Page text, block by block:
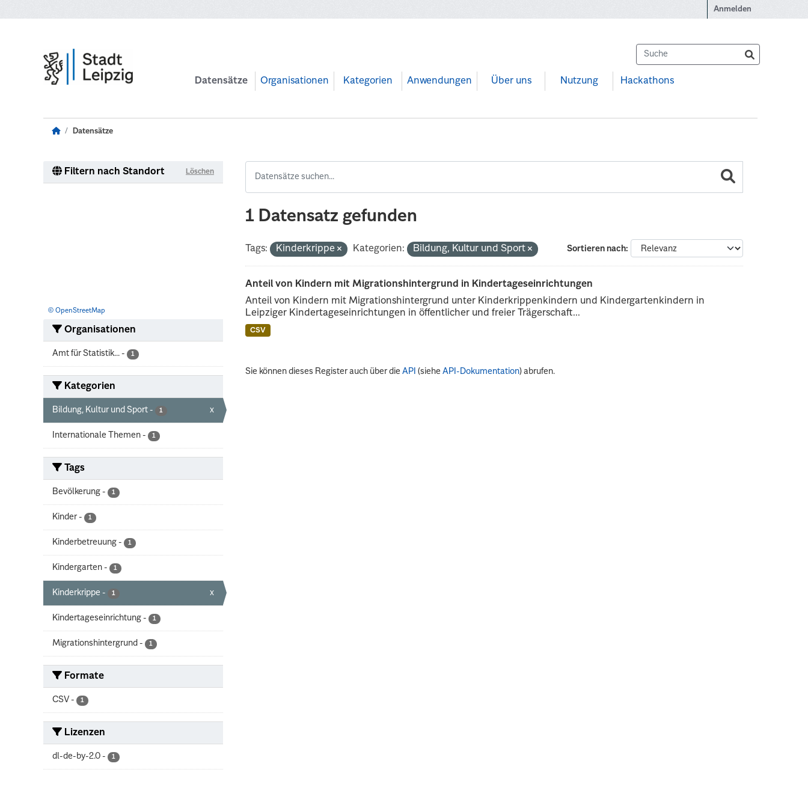
Anmelden
Datensätze Organisationen Kategorien Anwendungen Über uns Nutzung Hackathons
Datensätze
Filtern nach Standort Löschen
© OpenStreetMap
Organisationen
Amt für Statistik... - 1
Kategorien
Bildung, Kultur und Sport - 1 x
Internationale Themen - 1
Tags
Bevölkerung - 1
Kinder - 1
Kinderbetreuung - 1
Kindergarten - 1
Kinderkrippe - 1 x
Kindertageseinrichtung - 1
Migrationshintergrund - 1
Formate
CSV - 1
Lizenzen
dl-de-by-2.0 - 1
1 Datensatz gefunden
Sortieren nach
Tags: Kinderkrippe Kategorien: Bildung, Kultur und Sport
Anteil von Kindern mit Migrationshintergrund in Kindertageseinrichtungen
Anteil von Kindern mit Migrationshintergrund unter Kinderkrippenkindern und Kindergartenkindern in
Leipziger Kindertageseinrichtungen in öffentlicher und freier Trägerschaft...
CSV
Sie können dieses Register auch über dieAPI (sieheAPI-Dokumentation) abrufen.